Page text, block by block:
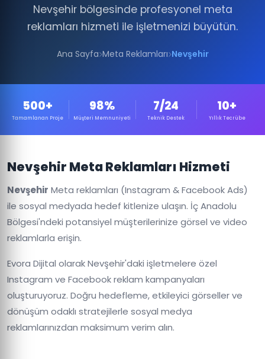
Nevşehir bölgesinde profesyonel meta
reklamları hizmeti ile işletmenizi büyütün.
Ana Sayfa Meta Reklamları Nevşehir
500+
Tamamlanan Proje
98%
Müşteri Memnuniyeti
7/24
Teknik Destek
10+
Yıllık Tecrübe
Nevşehir Meta Reklamları Hizmeti
Nevşehir Meta reklamları (Instagram & Facebook Ads)
ile sosyal medyada hedef kitlenize ulaşın. İç Anadolu
Bölgesi'ndeki potansiyel müşterilerinize görsel ve video
reklamlarla erişin.
Evora Dijital olarak Nevşehir'daki işletmelere özel
Instagram ve Facebook reklam kampanyaları
oluşturuyoruz. Doğru hedefleme, etkileyici görseller ve
dönüşüm odaklı stratejilerle sosyal medya
reklamlarınızdan maksimum verim alın.